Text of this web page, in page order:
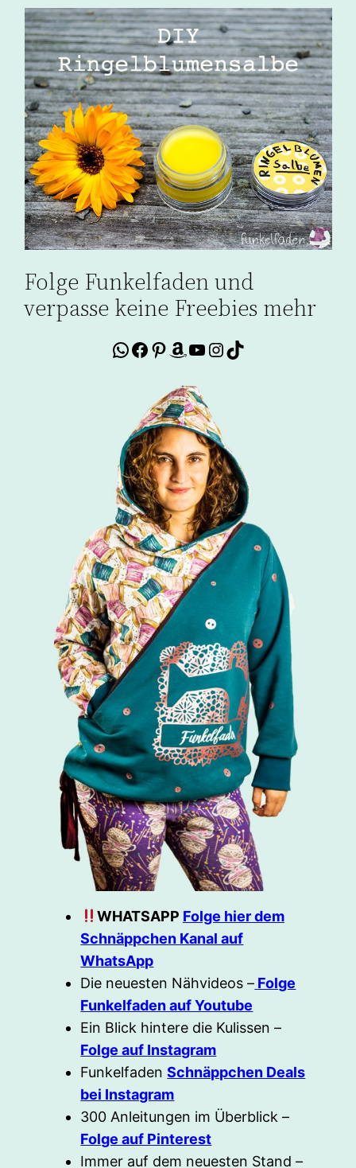
Folge Funkelfaden und
verpasse keine Freebies mehr
WhatsApp
Facebook
Pinterest
Amazon
YouTube
Instagram
TikTok
WHATSAPP Folge hier dem
Schnäppchen Kanal auf
WhatsApp
Die neuesten Nähvideos – Folge
Funkelfaden auf Youtube
Ein Blick hintere die Kulissen –
Folge auf Instagram
FunkelfadenSchnäppchen Deals
bei Instagram
300 Anleitungen im Überblick –
Folge auf Pinterest
Immer auf dem neuesten Stand –